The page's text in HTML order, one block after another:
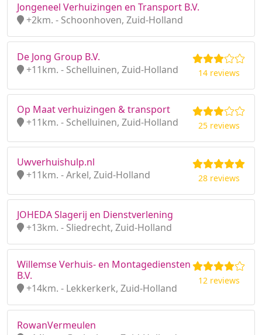
Jongeneel Verhuizingen en Transport B.V.
+2km. - Schoonhoven, Zuid-Holland
De Jong Group B.V.
+11km. - Schelluinen, Zuid-Holland
14 reviews
Op Maat verhuizingen & transport
+11km. - Schelluinen, Zuid-Holland
25 reviews
Uwverhuishulp.nl
+11km. - Arkel, Zuid-Holland
28 reviews
JOHEDA Slagerij en Dienstverlening
+13km. - Sliedrecht, Zuid-Holland
Willemse Verhuis- en Montagediensten
B.V.
+14km. - Lekkerkerk, Zuid-Holland
12 reviews
RowanVermeulen